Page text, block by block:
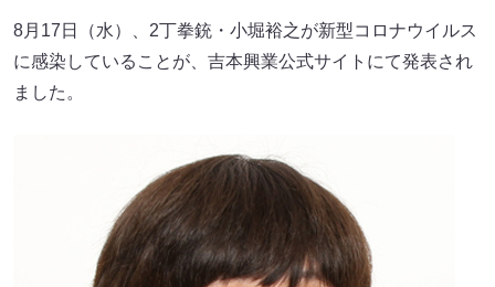
8月17日（水）、2丁拳銃・小堀裕之が新型コロナウイルス
に感染していることが、吉本興業公式サイトにて発表され
ました。